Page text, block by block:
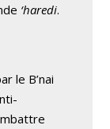
‘haredi.
le B’nai